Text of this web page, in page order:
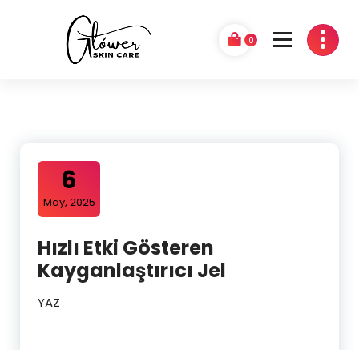
0
6
May, 2025
Hızlı Etki Gösteren
Kayganlaştırıcı Jel
YAZ